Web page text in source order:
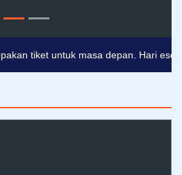
tiket untuk masa depan. Hari esok